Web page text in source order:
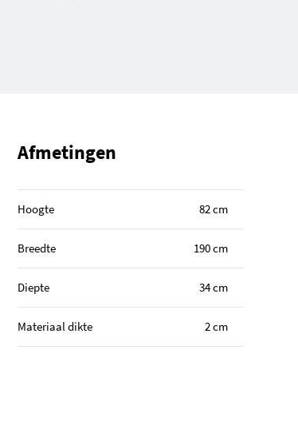
Afmetingen
Hoogte 82 cm
Breedte 190 cm
Diepte 34 cm
Materiaal dikte 2 cm